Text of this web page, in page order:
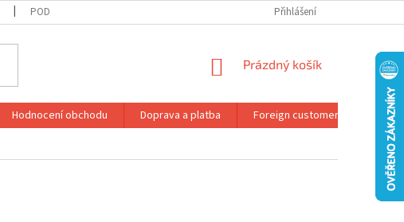
PODMÍNKY OCHRANY OSOBNÍCH ÚDAJŮ REKLAMAČNÍ ŘÁD
Přihlášení
NÁKUPNÍ
Prázdný košík
Hodnocení obchodu Doprava a platba Foreign customers